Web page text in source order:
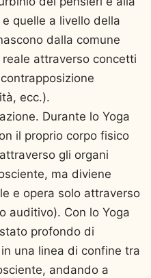
quelle a livello della
dalla comune
attraverso concetti
ecc.).
Durante lo Yoga
il proprio corpo fisico
gli organi
ma diviene
e opera solo attraverso
auditivo). Con lo Yoga
profondo di
una linea di confine tra
andando a